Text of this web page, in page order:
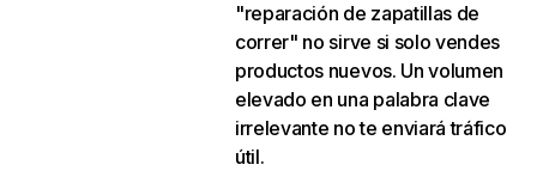
"reparación de zapatillas de
correr" no sirve si solo vendes
productos nuevos. Un volumen
elevado en una palabra clave
irrelevante no te enviará tráfico
útil.